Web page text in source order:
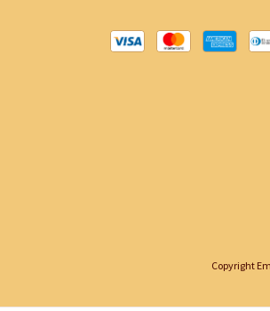
Copyright